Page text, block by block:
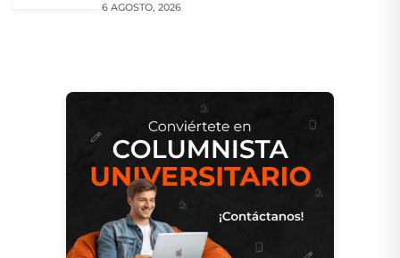
6 AGOSTO, 2026